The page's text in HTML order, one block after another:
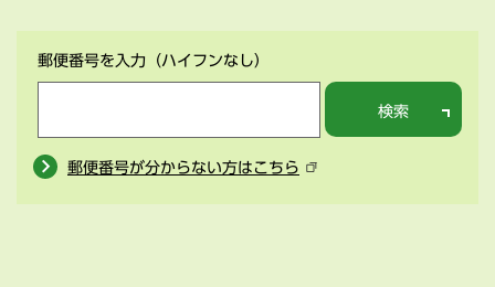
郵便番号を入力 （ハイフンなし）
検索
郵便番号が分からない方はこちら